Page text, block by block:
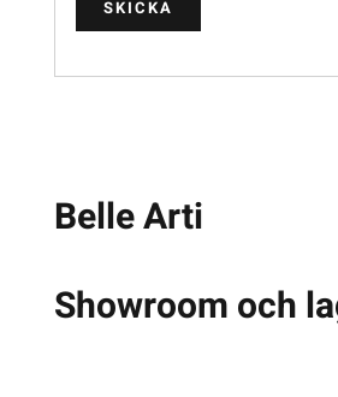
Belle Arti
Showroom och